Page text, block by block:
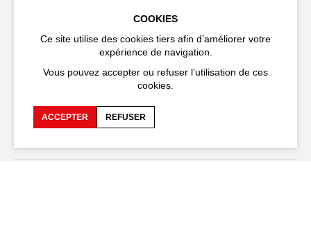
Espace compagnies
Publications et
Protection des données
COOKIES
Ce site utilise des cookies tiers afin d’améliorer votre
expérience de navigation.
Vous pouvez accepter ou refuser l’utilisation de ces
cookies.
ACCEPTER REFUSER